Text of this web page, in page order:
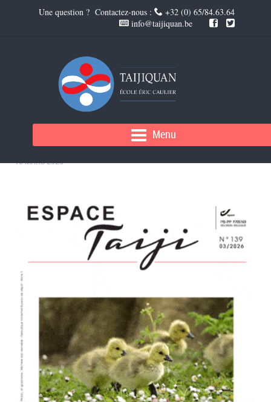
Menu
ESPACE TAIJI 139
18 MARS 2026
Une question ? Contactez-nous :
+32 (0) 65/84.63.64
info@taijiquan.be